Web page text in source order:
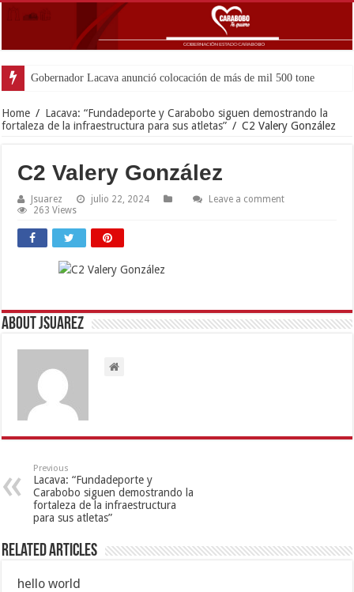
Home / Lacava: “Fundadeporte y Carabobo siguen demostrando la
fortaleza de la infraestructura para sus atletas” / C2 Valery González
C2 Valery González
Jsuarez julio 22, 2024
Leave a comment
263 Views
About Jsuarez
Previous
Lacava: “Fundadeporte y
Carabobo siguen demostrando la
fortaleza de la infraestructura
para sus atletas”
Related Articles
hello world